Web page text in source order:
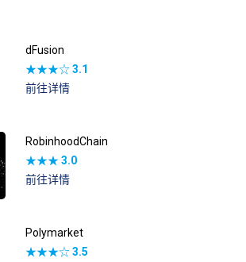
dFusion
★★★☆3.1
前往详情
RobinhoodChain
★★★3.0
前往详情
Polymarket
★★★☆3.5